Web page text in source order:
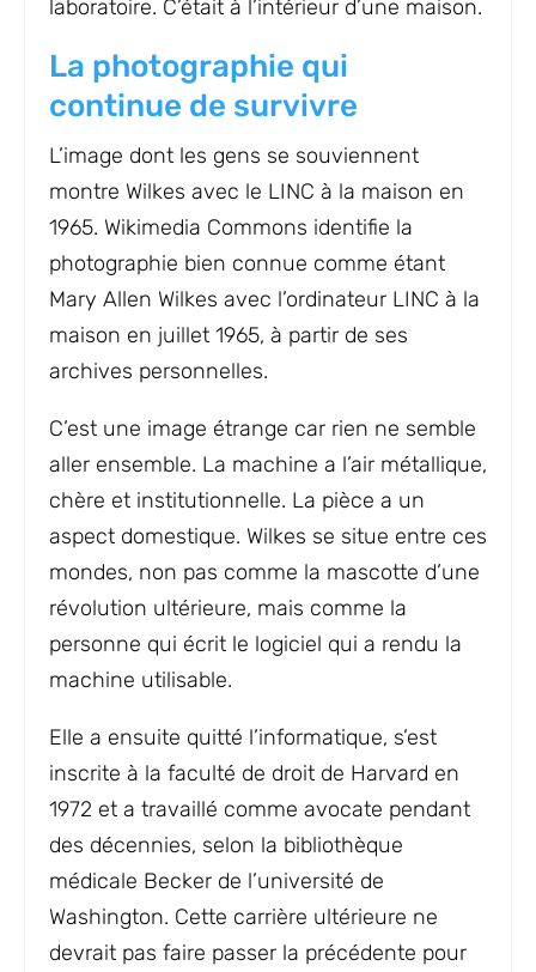
laboratoire. C’était à l’intérieur d’une maison.
La photographie qui
continue de survivre
L’image dont les gens se souviennent
montre Wilkes avec le LINC à la maison en
1965. Wikimedia Commons identifie la
photographie bien connue comme étant
Mary Allen Wilkes avec l’ordinateur LINC à la
maison en juillet 1965, à partir de ses
archives personnelles.
C’est une image étrange car rien ne semble
aller ensemble. La machine a l’air métallique,
chère et institutionnelle. La pièce a un
aspect domestique. Wilkes se situe entre ces
mondes, non pas comme la mascotte d’une
révolution ultérieure, mais comme la
personne qui écrit le logiciel qui a rendu la
machine utilisable.
Elle a ensuite quitté l’informatique, s’est
inscrite à la faculté de droit de Harvard en
1972 et a travaillé comme avocate pendant
des décennies, selon la bibliothèque
médicale Becker de l’université de
Washington. Cette carrière ultérieure ne
devrait pas faire passer la précédente pour